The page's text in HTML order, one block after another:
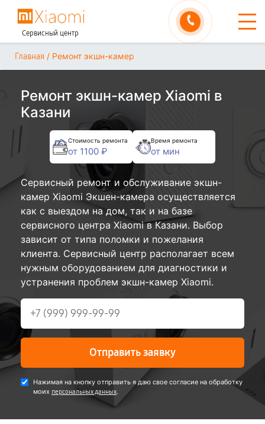
Сервисный центр
Главная / Ремонт экшн-камер
Ремонт экшн-камер Xiaomi в
Казани
Стоимость ремонта
от 1100 ₽
Время ремонта
от мин
Сервисный ремонт и обслуживание экшн-
камер Xiaomi Экшен-камера осуществляется
как с выездом на дом, так и на базе
сервисного центра Xiaomi в Казани. Выбор
зависит от типа поломки и пожелания
клиента. Сервисный центр располагает всем
нужным оборудованием для диагностики и
устранения проблем экшн-камер Xiaomi.
Отправить заявку
Нажимая на кнопку отправить я даю свое согласие на обработку
моих персональных данных.